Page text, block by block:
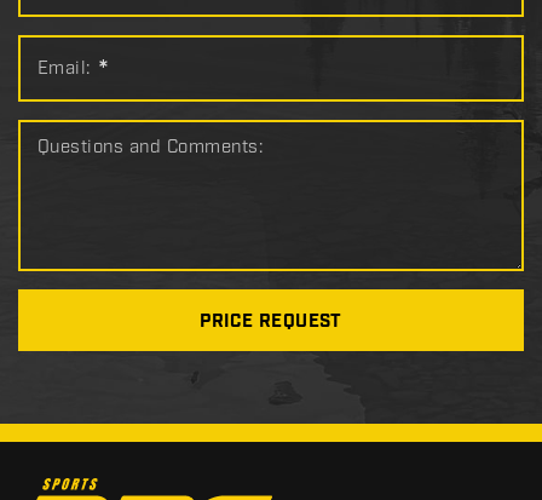
Email: *
Questions and Comments:
PRICE REQUEST